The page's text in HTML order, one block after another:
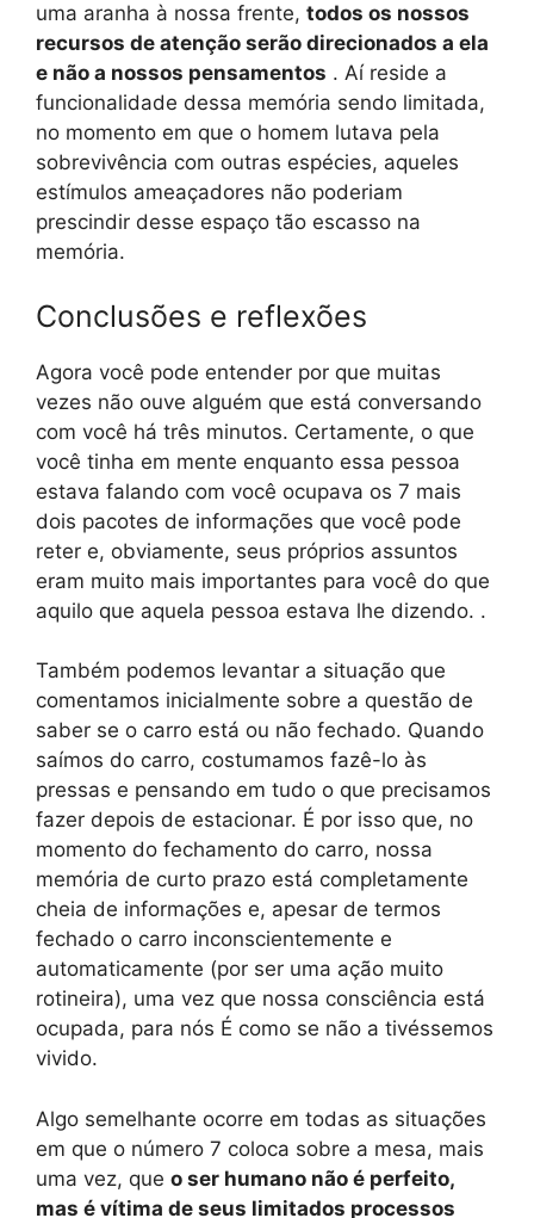
uma aranha à nossa frente, todos os nossos
recursos de atenção serão direcionados a ela
e não a nossos pensamentos . Aí reside a
funcionalidade dessa memória sendo limitada,
no momento em que o homem lutava pela
sobrevivência com outras espécies, aqueles
estímulos ameaçadores não poderiam
prescindir desse espaço tão escasso na
memória.
Conclusões e reflexões
Agora você pode entender por que muitas
vezes não ouve alguém que está conversando
com você há três minutos. Certamente, o que
você tinha em mente enquanto essa pessoa
estava falando com você ocupava os 7 mais
dois pacotes de informações que você pode
reter e, obviamente, seus próprios assuntos
eram muito mais importantes para você do que
aquilo que aquela pessoa estava lhe dizendo. .
Também podemos levantar a situação que
comentamos inicialmente sobre a questão de
saber se o carro está ou não fechado. Quando
saímos do carro, costumamos fazê-lo às
pressas e pensando em tudo o que precisamos
fazer depois de estacionar. É por isso que, no
momento do fechamento do carro, nossa
memória de curto prazo está completamente
cheia de informações e, apesar de termos
fechado o carro inconscientemente e
automaticamente (por ser uma ação muito
rotineira), uma vez que nossa consciência está
ocupada, para nós É como se não a tivéssemos
vivido.
Algo semelhante ocorre em todas as situações
em que o número 7 coloca sobre a mesa, mais
uma vez, que o ser humano não é perfeito,
mas é vítima de seus limitados processos